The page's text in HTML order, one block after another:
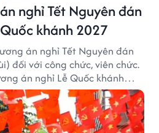
nghỉ Tết Nguyên đán
khánh 2027
án nghỉ Tết Nguyên đán
đối với công chức, viên chức.
án nghỉ Lễ Quốc khánh
liên tục.